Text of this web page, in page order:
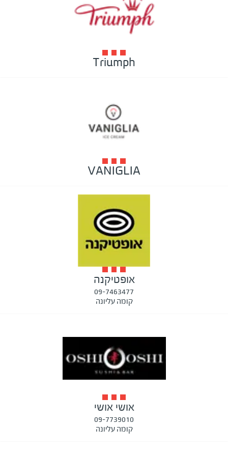
Triumph
VANIGLIA
אופטיקנה
09-7463477
קומה עליונה
אושי אושי
09-7739010
קומה עליונה